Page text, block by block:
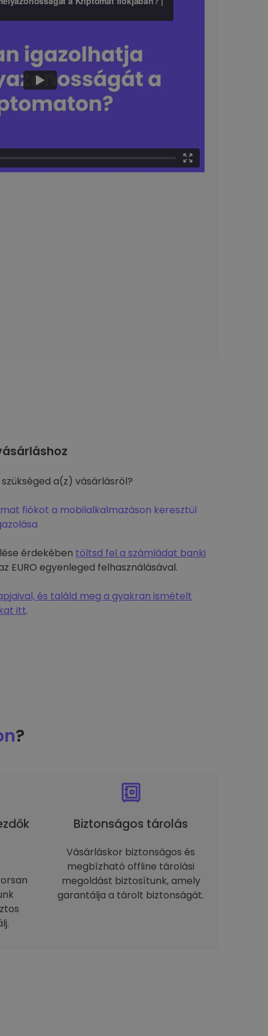
a(z) vásárlásról?
fiókot a mobilalkalmazáson keresztül
érdekében töltsd fel a számládat banki
EURO egyenleged felhasználásával.
és találd meg a gyakran ismételt
itt.
?
Biztonságos tárolás
Vásárláskor biztonságos és
megbízható offline tárolási
megoldást biztosítunk, amely
garantálja a tárolt biztonságát.